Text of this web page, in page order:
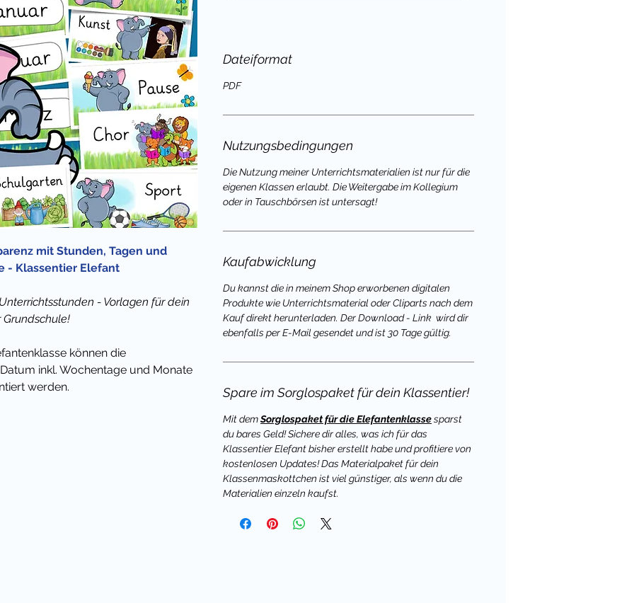
mit Stunden, Tagen und
- Klassentier Elefant
- Vorlagen für dein
können die
inkl. Wochentage und Monate
werden.
Dateiformat
PDF
Nutzungsbedingungen
Die Nutzung meiner Unterrichtsmaterialien ist nur für die
eigenen Klassen erlaubt. Die Weitergabe im Kollegium
oder in Tauschbörsen ist untersagt!
Kaufabwicklung
Du kannst die in meinem Shop erworbenen digitalen
Produkte wie Unterrichtsmaterial oder Cliparts nach dem
Kauf direkt herunterladen. Der Download - Link wird dir
ebenfalls per E-Mail gesendet und ist 30 Tage gültig.
Spare im Sorglospaket für dein Klassentier!
Mit demSorglospaket für die Elefantenklassesparst
du bares Geld! Sichere dir alles, was ich für das
Klassentier Elefant bisher erstellt habe und profitiere von
kostenlosen Updates! Das Materialpaket für dein
Klassenmaskottchen ist viel günstiger, als wenn du die
Materialien einzeln kaufst.